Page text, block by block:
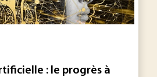
: le progrès à